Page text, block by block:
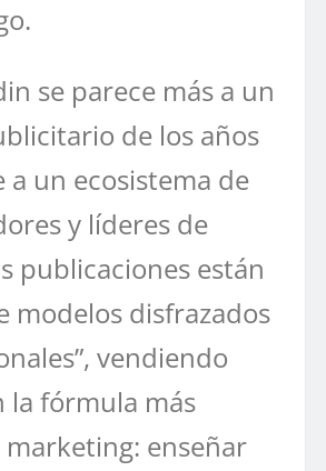
se parece más a un
de los años
a un ecosistema de
y líderes de
publicaciones están
modelos disfrazados
vendiendo
la fórmula más
enseñar